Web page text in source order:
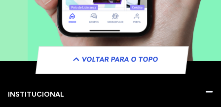
VOLTAR PARA O TOPO
INSTITUCIONAL